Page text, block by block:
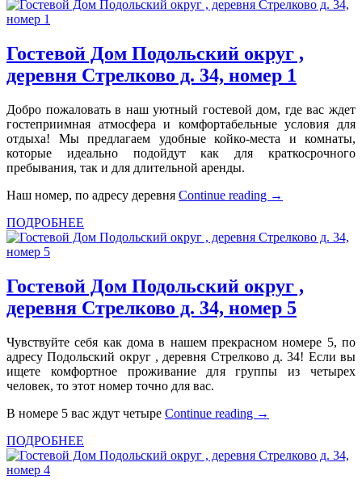
Гостевой Дом Подольский округ ,
деревня Стрелково д. 34, номер 1
Добро пожаловать в наш уютный гостевой дом, где вас ждет
гостеприимная атмосфера и комфортабельные условия для
отдыха! Мы предлагаем удобные койко-места и комнаты,
которые идеально подойдут как для краткосрочного
пребывания, так и для длительной аренды.
Наш номер, по адресу деревня Continue reading →
ПОДРОБНЕЕ
Гостевой Дом Подольский округ ,
деревня Стрелково д. 34, номер 5
Чувствуйте себя как дома в нашем прекрасном номере 5, по
адресу Подольский округ , деревня Стрелково д. 34! Если вы
ищете комфортное проживание для группы из четырех
человек, то этот номер точно для вас.
В номере 5 вас ждут четыре Continue reading →
ПОДРОБНЕЕ